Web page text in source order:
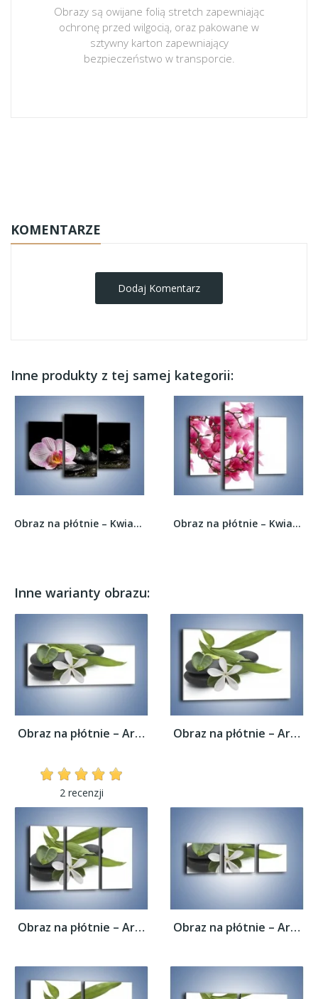
Obrazy są owijane folią stretch zapewniając
ochronę przed wilgocią, oraz pakowane w
sztywny karton zapewniający
bezpieczeństwo w transporcie.
KOMENTARZE
Dodaj Komentarz
Inne produkty z tej samej kategorii:
Obraz na płótnie – Kwiat w mokrym klimacie –... Obraz na płótnie – Kwiat wiśni na drzewie –...
Inne warianty obrazu:
Obraz na płótnie – Artystyczna kompozycja...
2 recenzji
Obraz na płótnie – Artystyczna kompozycja...
Obraz na płótnie – Artystyczna kompozycja... Obraz na płótnie – Artystyczna kompozycja...